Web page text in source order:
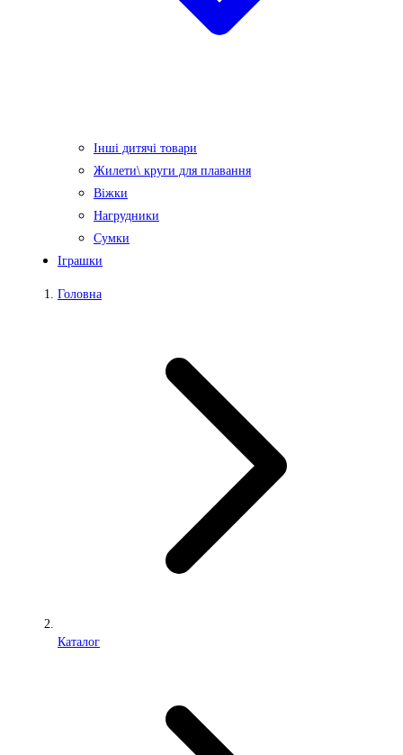
Інші дитячі товари
Жилети\ круги для плавання
Віжки
Нагрудники
Сумки
Іграшки
Головна
Каталог